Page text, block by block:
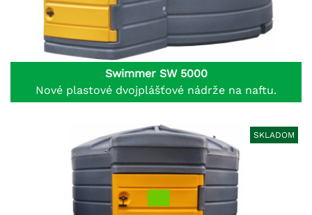
Swimmer SW 5000
Nové plastové dvojplášťové nádrže na naftu.
SKLADOM